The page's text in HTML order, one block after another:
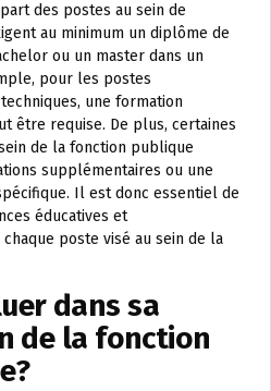
des postes au sein de
au minimum un diplôme de
ou un master dans un
pour les postes
une formation
être requise. De plus, certaines
de la fonction publique
supplémentaires ou une
Il est donc essentiel de
éducatives et
poste visé au sein de la
dans sa
de la fonction